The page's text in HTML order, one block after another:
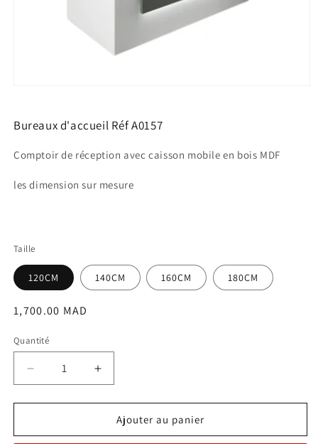
1
dans
fenêtre
Bureaux d'accueil Réf A0157
Comptoir de réception avec caisson mobile en bois MDF
les dimension sur mesure
Taille
120CM 140CM 160CM 180CM
Prix
1,700.00 MAD
Quantité
Réduire
la
quantité
Bureau
Augmenter
la
quantité
Bureau
Ajouter au panier